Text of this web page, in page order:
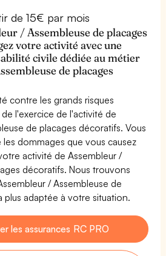
de 15€ par mois
/ Assembleuse de placages
votre activité avec une
civile dédiée au métier
de placages
contre les grands risques
l'exercice de l'activité de
de placages décoratifs. Vous
dommages que vous causez
activité de Assembleur /
décoratifs. Nous trouvons
/ Assembleuse de
plus adaptée à votre situation.
les assurances RC PRO